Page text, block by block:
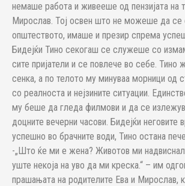
немаше работа и живееше од пензијата на
Мирослав. Тој освен што не можеше да се
општеството, имаше и презир спрема
Бидејќи Тино секогаш се служеше со
сите пријатели и се повлече во себе.
сенка, а по телото му минуваа морници од
со реалноста и нејзините ситуации.
му беше да гледа филмови и да се
доцните вечерни часови. Бидејќи неговите
успешно во брачните води, Тино остана
-„Што ќе ми е жена? Животов ми надвиснал
уште некоја на уво да ми креска.“ – им
прашањата на родителите Ева и Мирослав,